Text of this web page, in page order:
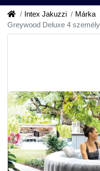
Intex Jakuzzi Márka
Greywood Deluxe 4